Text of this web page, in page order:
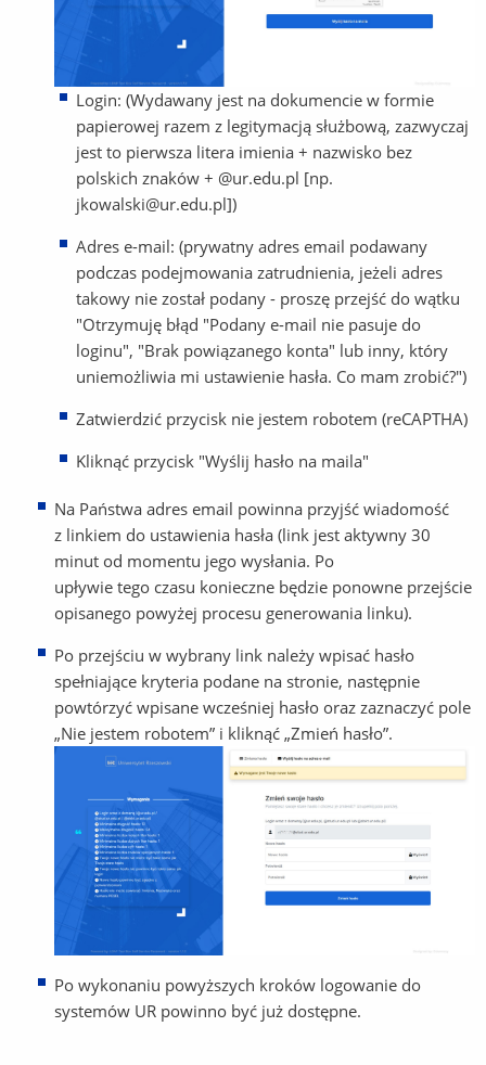
Login: (Wydawany jest na dokumencie w formie
papierowej razem z legitymacją służbową, zazwyczaj
jest to pierwsza litera imienia + nazwisko bez
polskich znaków + @ur.edu.pl [np.
jkowalski@ur.edu.pl])
Adres e-mail: (prywatny adres email podawany
podczas podejmowania zatrudnienia, jeżeli adres
takowy nie został podany - proszę przejść do wątku
"Otrzymuję błąd "Podany e-mail nie pasuje do
loginu", "Brak powiązanego konta" lub inny, który
uniemożliwia mi ustawienie hasła. Co mam zrobić?")
Zatwierdzić przycisk nie jestem robotem (reCAPTHA)
Kliknąć przycisk "Wyślij hasło na maila"
Na Państwa adres email powinna przyjść wiadomość
z linkiem do ustawienia hasła (link jest aktywny 30
minut od momentu jego wysłania. Po
upływie tego czasu konieczne będzie ponowne przejście
opisanego powyżej procesu generowania linku).
Po przejściu w wybrany link należy wpisać hasło
spełniające kryteria podane na stronie, następnie
powtórzyć wpisane wcześniej hasło oraz zaznaczyć pole
„Nie jestem robotem” i kliknąć „Zmień hasło”.
Po wykonaniu powyższych kroków logowanie do
systemów UR powinno być już dostępne.